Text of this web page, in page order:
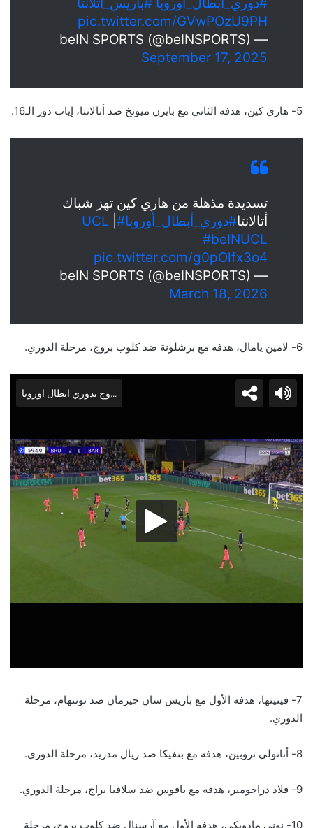
#دوري_أبطال_أوروبا #باريس_اتلانتا
pic.twitter.com/GVwPOzU9PH
— beIN SPORTS (@beINSPORTS)
September 17, 2025
5- هاري كين، هدفه الثاني مع بايرن ميونخ ضد أتالانتا، إياب دور الـ16.
تسديدة مذهلة من هاري كين تهز شباك
أتالانتا#دوري_أبطال_أوروبا#UCL
#beINUCL
pic.twitter.com/g0pOlfx3o4
— beIN SPORTS (@beINSPORTS)
March 18, 2026
6- لامين يامال، هدفه مع برشلونة ضد كلوب بروج، مرحلة الدوري.
7- فيتينها، هدفه الأول مع باريس سان جيرمان ضد توتنهام، مرحلة
الدوري.
8- أناتولي تروبين، هدفه مع بنفيكا ضد ريال مدريد، مرحلة الدوري.
9- فلاد دراجومير، هدفه مع بافوس ضد سلافيا براج، مرحلة الدوري.
10- نوني مادويكي، هدفه الأول مع آرسنال ضد كلوب بروج، مرحلة